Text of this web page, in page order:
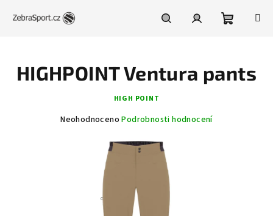
košík
HIGHPOINT Ventura pants
HIGH POINT
Průměrné
Neohodnoceno Podrobnosti hodnocení